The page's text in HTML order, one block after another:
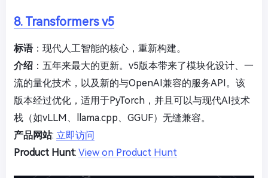
8. Transformers v5
标语：现代人工智能的核心，重新构建。
介绍 ：五年来最大的更新。v5版本带来了模块化设计、一
流的量化技术，以及新的与OpenAI兼容的服务API。该
版本经过优化，适用于PyTorch，并且可以与现代AI技术
栈（如vLLM、llama.cpp、GGUF）无缝兼容。
产品网站: 立即访问
Product Hunt: View on Product Hunt